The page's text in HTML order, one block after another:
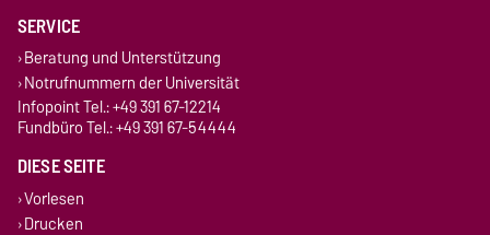
SERVICE
Beratung und Unterstützung
Notrufnummern der Universität
Infopoint Tel.: +49 391 67-12214
Fundbüro Tel.: +49 391 67-54444
DIESE SEITE
Vorlesen
Drucken